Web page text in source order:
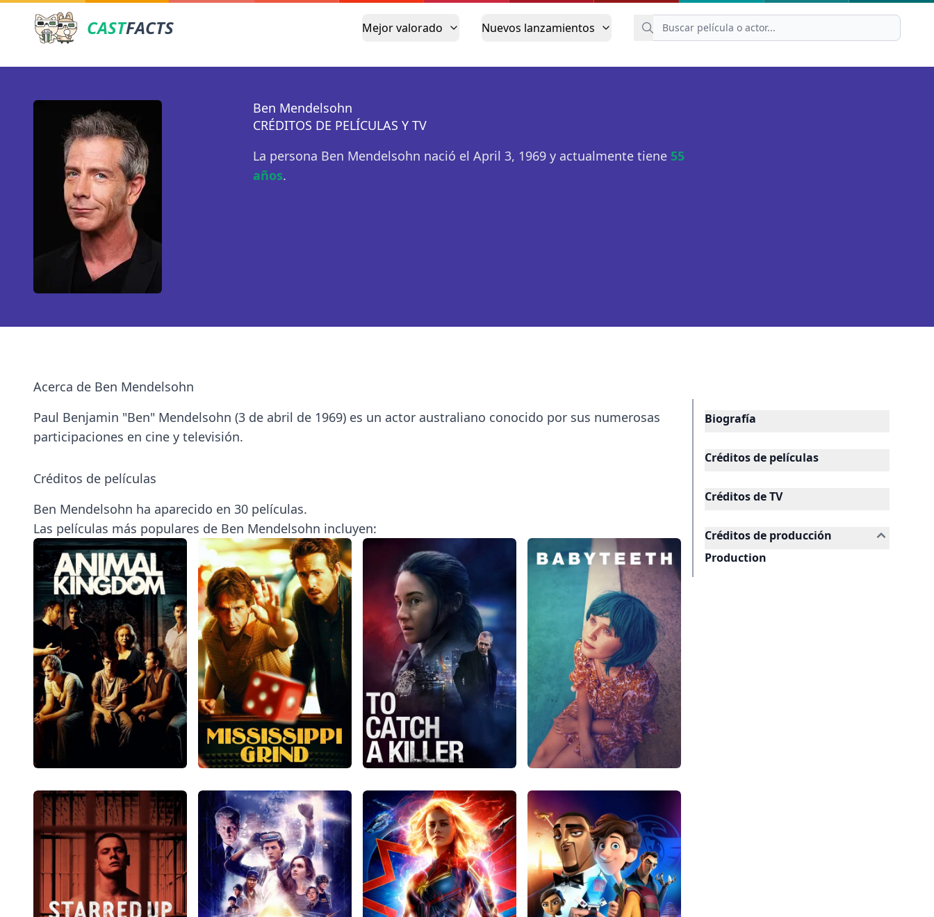
CASTFACTS Mejor valorado Nuevos lanzamientos
Ben Mendelsohn
CRÉDITOS DE PELÍCULAS Y TV
La persona Ben Mendelsohn nació el April 3, 1969 y actualmente tiene 55
años.
Acerca de Ben Mendelsohn
Paul Benjamin "Ben" Mendelsohn (3 de abril de 1969) es un actor australiano conocido por sus numerosas
participaciones en cine y televisión.
Créditos de películas
Ben Mendelsohn ha aparecido en 30 películas.
Las películas más populares de Ben Mendelsohn incluyen:
Biografía
Créditos de películas
Créditos de TV
Créditos de producción
Production